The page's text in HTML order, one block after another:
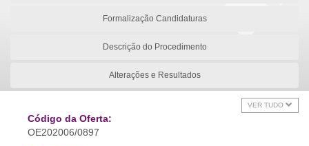
Formalização Candidaturas
Descrição do Procedimento
Alterações e Resultados
VER TUDO
Código da Oferta:
OE202006/0897